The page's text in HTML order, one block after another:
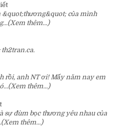
&quot;thương&quot; của mình
(Xem thêm...)
th2tran.ca.
rồi, anh NT ơi! Mấy năm nay em
(Xem thêm...)
sự đùm bọc thương yêu nhau của
(Xem thêm...)